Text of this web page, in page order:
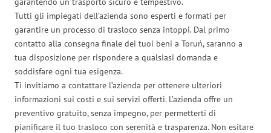
Tutti gli impiegati dell’azienda sono esperti e formati per
garantire un processo di trasloco senza intoppi. Dal primo
contatto alla consegna finale dei tuoi beni a Toruń, saranno a
tua disposizione per rispondere a qualsiasi domanda e
soddisfare ogni tua esigenza.
Ti invitiamo a contattare l’azienda per ottenere ulteriori
informazioni sui costi e sui servizi offerti. L’azienda offre un
preventivo gratuito, senza impegno, per permetterti di
pianificare il tuo trasloco con serenità e trasparenza. Non esitare